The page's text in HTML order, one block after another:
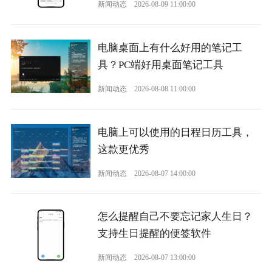
新闻动态 2026-08-09 11:00:00
电脑桌面上有什么好用的笔记工
具？PC端好用桌面笔记工具
新闻动态 2026-08-08 11:00:00
电脑上可以使用的日程日历工具，
这款更优秀
新闻动态 2026-08-07 14:00:00
怎么提醒自己不要忘记家人生日？
支持生日提醒的便签软件
新闻动态 2026-08-07 13:00:00